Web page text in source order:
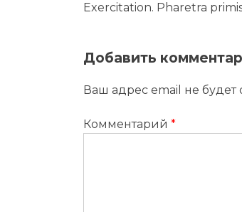
Exercitation. Pharetra
Добавить
Ваш адрес email не будет
Комментарий *